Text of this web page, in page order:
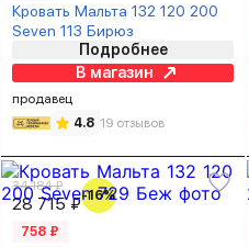
Кровать Мальта 132 120 200
Seven 113 Бирюз
Подробнее
В магазин
продавец
4.8 19 отзывов
34 184 ₽
28 715 ₽-16%
758 ₽